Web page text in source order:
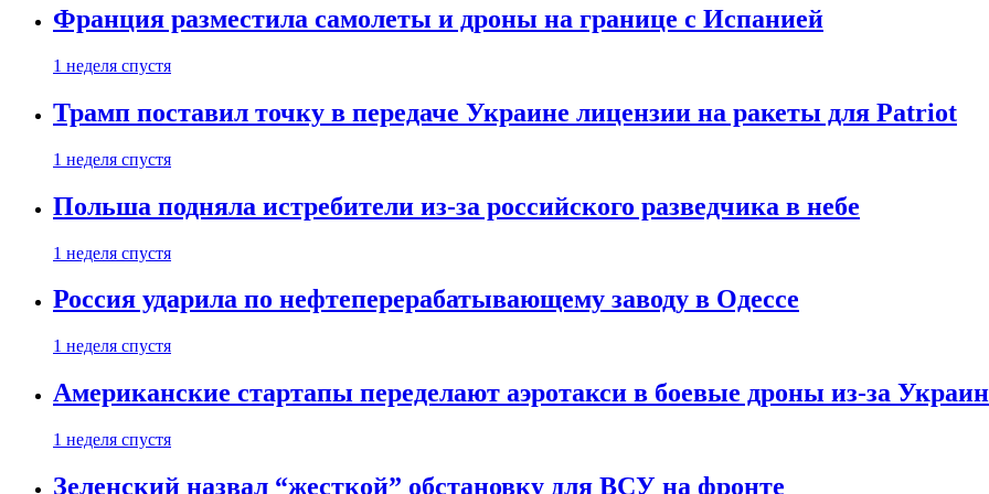
Франция разместила самолеты и дроны на границе с Испанией
1 неделя спустя
Трамп поставил точку в передаче Украине лицензии на ракеты для Patriot
1 неделя спустя
Польша подняла истребители из-за российского разведчика в небе
1 неделя спустя
Россия ударила по нефтеперерабатывающему заводу в Одессе
1 неделя спустя
Американские стартапы переделают аэротакси в боевые дроны из-за
1 неделя спустя
Зеленский назвал “жесткой” обстановку для ВСУ на фронте